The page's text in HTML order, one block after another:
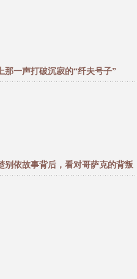
那一声打破沉寂的“纤夫号子”
别依故事背后，看对哥萨克的背叛